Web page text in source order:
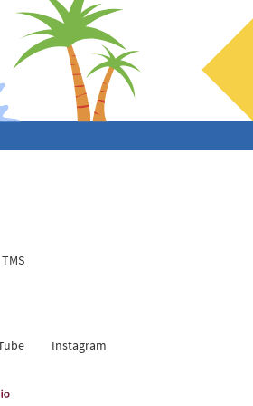
– 12:00 p.m.
- 18
de 8:00 a.m. - 5:00 p.m.
Instagram